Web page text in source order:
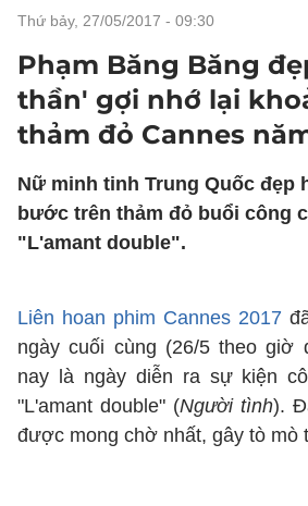
thứ bảy, 27/05/2017 - 09:30
Phạm Băng Băng
thần' gợi nhớ lại
thảm đỏ Cannes năm
Nữ minh tinh Trung Quốc đẹp
bước trên thảm đỏ buổi công
"L'amant double".
Liên hoan phim Cannes 2017
ngày cuối cùng (26/5 theo giờ
nay là ngày diễn ra sự kiện
"L'amant double" (Người tình).
được mong chờ nhất, gây tò mò